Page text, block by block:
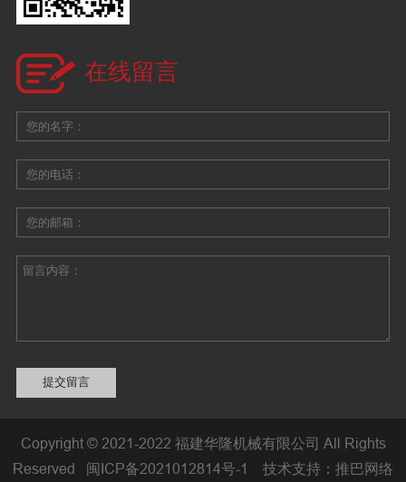
在线留言
Copyright © 2021-2022 福建华隆机械有限公司 All Rights
Reserved 闽ICP备2021012814号-1 技术支持： 推巴网络